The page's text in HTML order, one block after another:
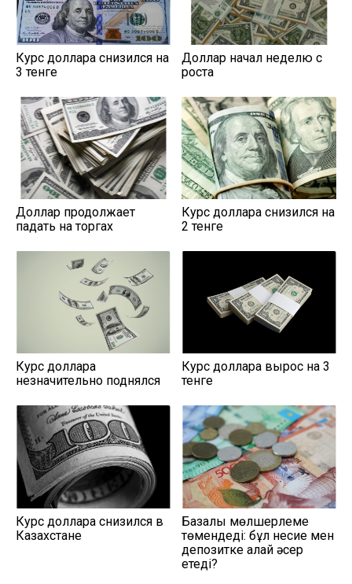
Курс доллара снизился на
3 тенге
Доллар начал неделю с
роста
Доллар продолжает
падать на торгах
Курс доллара снизился на
2 тенге
Курс доллара
незначительно поднялся
Курс доллара вырос на 3
тенге
Курс доллара снизился в
Казахстане
Базалық мөлшерлеме
төмендеді: бұл несие мен
депозитке қалай әсер
етеді?